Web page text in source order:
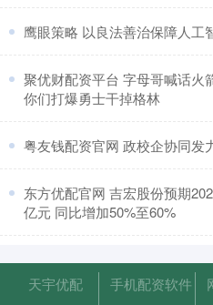
鹰眼策略 以良法善治保障人工
聚优财配资平台 字母哥喊话火
你们打爆勇士干掉格林
粤友钱配资官网 政校企协同发
东方优配官网 吉宏股份预期
亿元 同比增加50%至60%
天宇优配 手机配资软件